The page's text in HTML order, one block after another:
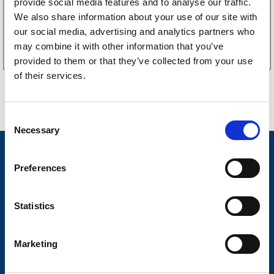
provide social media features and to analyse our traffic.
We also share information about your use of our site with
our social media, advertising and analytics partners who
may combine it with other information that you’ve
provided to them or that they’ve collected from your use
of their services.
o
Necessary
Preferences
Statistics
Marketing
Köp online
Släpvagnsservice
Frågor & Svar
Butikskoncept